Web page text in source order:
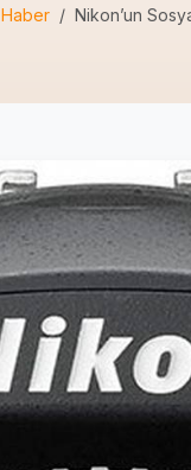
Haber Nikon’un